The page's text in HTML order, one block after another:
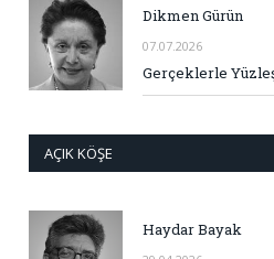
Dikmen Gürün
07.07.2026
Gerçeklerle
AÇIK KÖŞE
Haydar Bayak